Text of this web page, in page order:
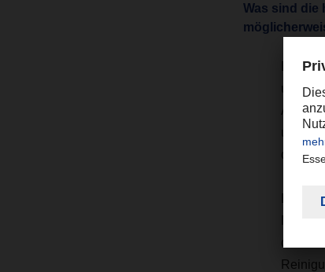
Was sind die
Ein
und
und -
Die
durch